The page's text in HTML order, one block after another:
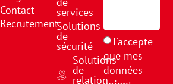
Contact
Recrutement
services
Solutions
de
sécurité
Solutions
de
relation
J'accepte
que mes
données